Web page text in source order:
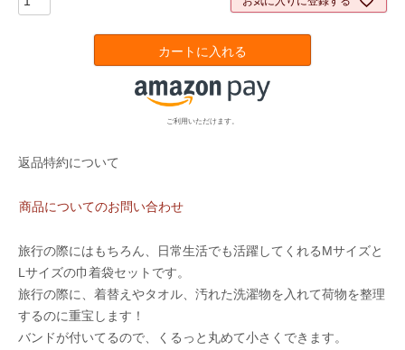
カートに入れる
ご利用いただけます。
返品特約について
商品についてのお問い合わせ
旅行の際にはもちろん、日常生活でも活躍してくれるMサイズと
Lサイズの巾着袋セットです。
旅行の際に、着替えやタオル、汚れた洗濯物を入れて荷物を整理
するのに重宝します！
バンドが付いてるので、くるっと丸めて小さくできます。